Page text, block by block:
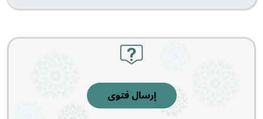
إرسال فتوى